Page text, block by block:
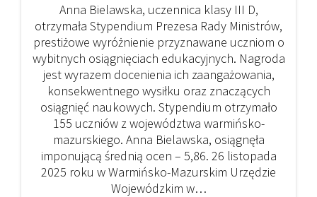
Anna Bielawska, uczennica klasy III D,
otrzymała Stypendium Prezesa Rady Ministrów,
prestiżowe wyróżnienie przyznawane uczniom o
wybitnych osiągnięciach edukacyjnych. Nagroda
jest wyrazem docenienia ich zaangażowania,
konsekwentnego wysiłku oraz znaczących
osiągnięć naukowych. Stypendium otrzymało
155 uczniów z województwa warmińsko-
mazurskiego. Anna Bielawska, osiągnęła
imponującą średnią ocen – 5,86. 26 listopada
2025 roku w Warmińsko-Mazurskim Urzędzie
Wojewódzkim w…